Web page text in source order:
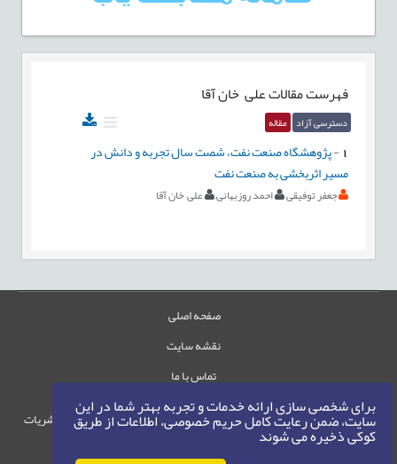
برای شخصی سازی ارائه خدمات و تجربه بهتر شما در این
سایت، ضمن رعایت کامل حریم خصوصی، اطلاعات از طریق
کوکی ذخیره می شوند
فهرست مقالاتعلی خان آقا
دسترسی آزاد مقاله
-پژوهشگاه صنعت نفت، شصت سال تجربه و دانش در
مسیر اثربخشی به صنعت نفت
جعفر توفیقی احمد روزبهانی علی خان آقا
صفحه اصلی
نقشه سایت
تماس با ما
حقوق این وب‌سایت متعلق به سامانه مدیریت نشریات